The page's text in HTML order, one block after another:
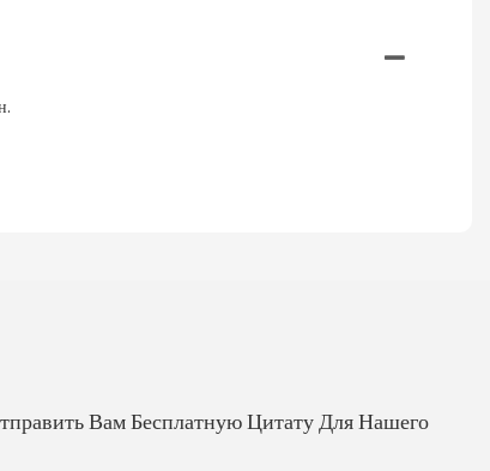
Вам Бесплатную Цитату Для Нашего